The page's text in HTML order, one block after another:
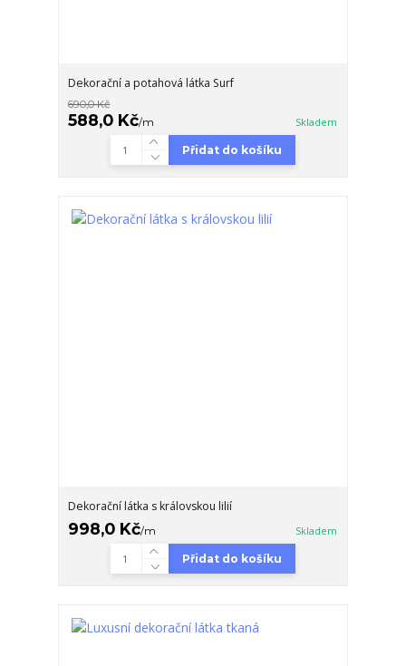
Dekorační a potahová látka Surf
690,0 Kč
588,0 Kč/m Skladem
Přidat do košíku
Dekorační látka s královskou lilií
998,0 Kč/m Skladem
Přidat do košíku